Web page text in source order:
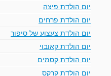
יום הולדת פיצה
יום הולדת פרחים
יום הולדת צעצוע של סיפור
יום הולדת קאובוי
יום הולדת קסמים
יום הולדת קרקס